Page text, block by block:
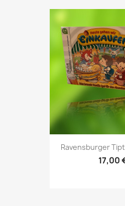
Ravensburger
17,00